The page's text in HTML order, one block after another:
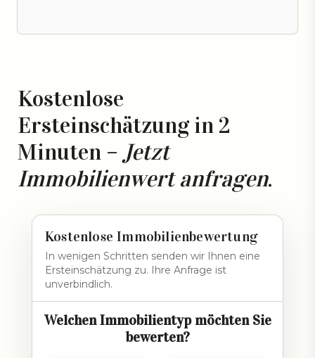
Kostenlose
Ersteinschätzung in 2
Minuten – Jetzt
Immobilienwert anfragen.
Kostenlose Immobilienbewertung
In wenigen Schritten senden wir Ihnen eine
Ersteinschätzung zu. Ihre Anfrage ist
unverbindlich.
Welchen Immobilientyp möchten Sie
bewerten?